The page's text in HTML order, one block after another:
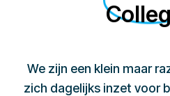
We zijn een klein maar
zich dagelijks inzet voor